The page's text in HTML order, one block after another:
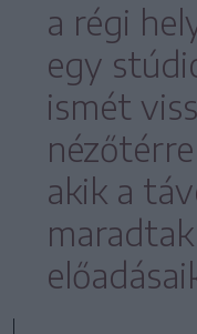
a régi
egy
ismét
akik a